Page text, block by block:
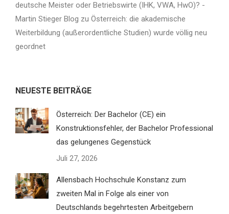
deutsche Meister oder Betriebswirte (IHK, VWA, HwO)? -
Martin Stieger Blog zu Österreich: die akademische
Weiterbildung (außerordentliche Studien) wurde völlig neu
geordnet
NEUESTE BEITRÄGE
Österreich: Der Bachelor (CE) ein
Konstruktionsfehler, der Bachelor Professional
das gelungenes Gegenstück
Juli 27, 2026
Allensbach Hochschule Konstanz zum
zweiten Mal in Folge als einer von
Deutschlands begehrtesten Arbeitgebern